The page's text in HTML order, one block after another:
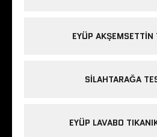
EYÜP AKŞEMSETTIN
SILAHTARAĞA
EYÜP LAVABO